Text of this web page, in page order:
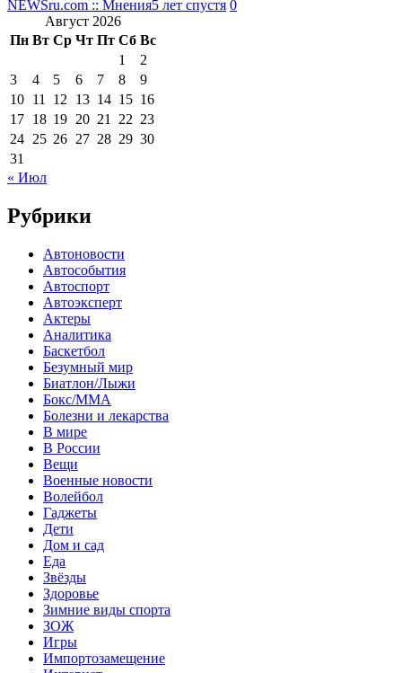
NEWSru.com :: Мнения5 лет спустя 0
Август 2026
Пн Вт Ср Чт Пт Сб Вс
1
2
3
4 5 6 7 8
9
10 11 12 13 14 15 16
17 18 19 20 21 22 23
24 25 26 27 28 29 30
31
« Июл
Рубрики
Автоновости
Автособытия
Автоспорт
Автоэксперт
Актеры
Аналитика
Баскетбол
Безумный мир
Биатлон/Лыжи
Бокс/MMA
Болезни и лекарства
В мире
В России
Вещи
Военные новости
Волейбол
Гаджеты
Дети
Дом и сад
Еда
Звёзды
Здоровье
Зимние виды спорта
ЗОЖ
Игры
Импортозамещение